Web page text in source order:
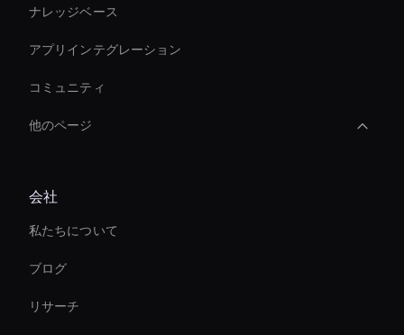
ナレッジベース
アプリインテグレーション
コミュニティ
他のページ
AI ビデオ字幕ジェネレーター
AI コーポレートビデオエディター
AI ビデオクロッピングツール
Ai Avatar Live Chat
会社
私たちについて
ブログ
リサーチ